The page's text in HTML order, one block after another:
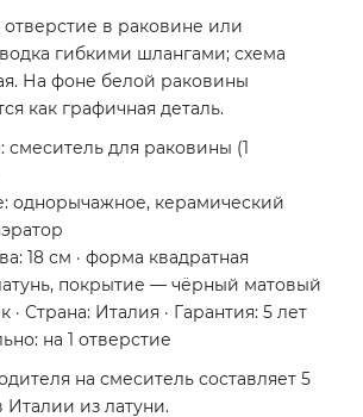
отверстие в раковине или
гибкими шлангами; схема
На фоне белой раковины
как графичная деталь.
смеситель для раковины (1
однорычажное, керамический
18 см · форма квадратная
покрытие — чёрный матовый
· Страна: Италия · Гарантия: 5 лет
на 1 отверстие
на смеситель составляет 5
Италии из латуни.